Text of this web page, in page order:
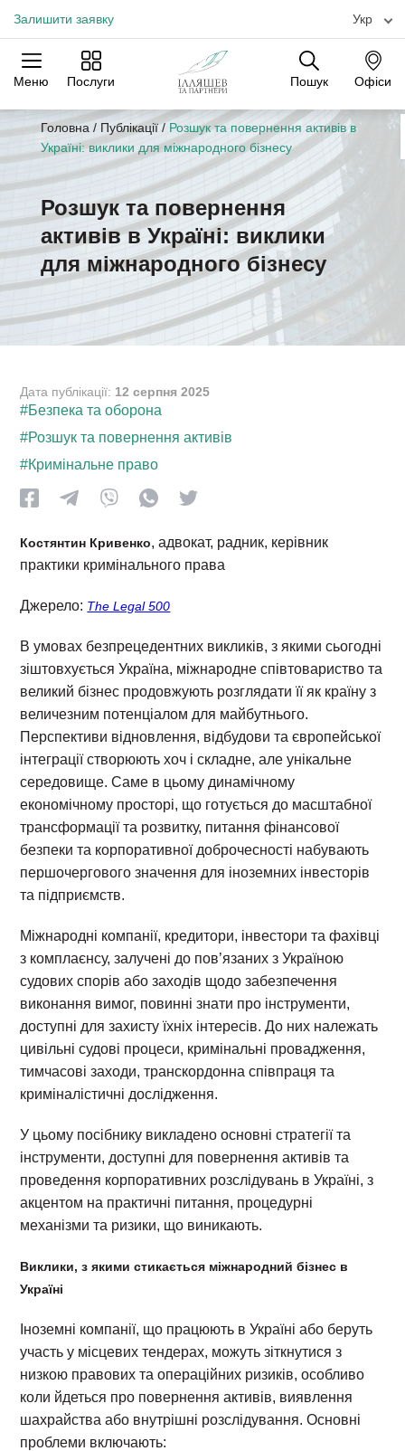
Залишити заявку Укр
Меню Послуги Пошук Офіси
Практики Галузі
Офіси
Головна / Публікації/ Розшук та повернення активів в
Україні: виклики для міжнародного бізнесу
Розшук та повернення
активів в Україні: виклики
для міжнародного бізнесу
Дата публікації: 12 серпня 2025
#Безпека та оборона
#Розшук та повернення активів
#Кримінальне право
Костянтин Кривенко, адвокат, радник, керівник
практики кримінального права
Джерело: The Legal 500
В умовах безпрецедентних викликів, з якими сьогодні
зіштовхується Україна, міжнародне співтовариство та
великий бізнес продовжують розглядати її як країну з
величезним потенціалом для майбутнього.
Перспективи відновлення, відбудови та європейської
інтеграції створюють хоч і складне, але унікальне
середовище. Саме в цьому динамічному
економічному просторі, що готується до масштабної
трансформації та розвитку, питання фінансової
безпеки та корпоративної доброчесності набувають
першочергового значення для іноземних інвесторів
та підприємств.
Міжнародні компанії, кредитори, інвестори та фахівці
з комплаєнсу, залучені до пов’язаних з Україною
судових спорів або заходів щодо забезпечення
виконання вимог, повинні знати про інструменти,
доступні для захисту їхніх інтересів. До них належать
цивільні судові процеси, кримінальні провадження,
тимчасові заходи, транскордонна співпраця та
криміналістичні дослідження.
У цьому посібнику викладено основні стратегії та
інструменти, доступні для повернення активів та
проведення корпоративних розслідувань в Україні, з
акцентом на практичні питання, процедурні
механізми та ризики, що виникають.
Виклики, з якими стикається міжнародний бізнес в
Україні
Іноземні компанії, що працюють в Україні або беруть
участь у місцевих тендерах, можуть зіткнутися з
низкою правових та операційних ризиків, особливо
коли йдеться про повернення активів, виявлення
шахрайства або внутрішні розслідування. Основні
проблеми включають: